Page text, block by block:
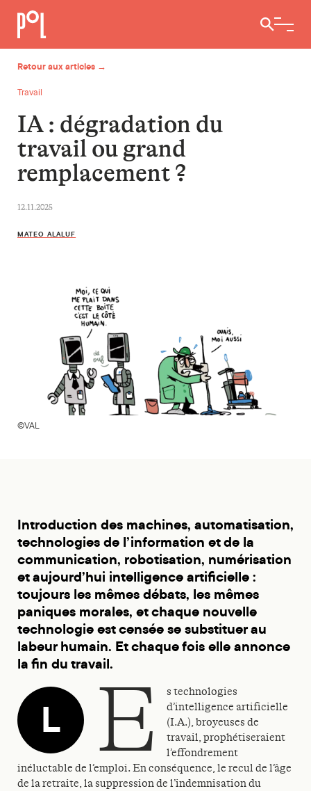
Ouvrir /
Retour aux articles →
Travail
IA : dégradation du
travail ou grand
remplacement ?
12.11.2025
MATEO ALALUF
©VAL
Introduction des machines, automatisation,
technologies de l’information et de la
communication, robotisation, numérisation
et aujourd’hui intelligence artificielle :
toujours les mêmes débats, les mêmes
paniques morales, et chaque nouvelle
technologie est censée se substituer au
labeur humain. Et chaque fois elle annonce
la fin du travail.
L e
s technologies
d’intelligence artificielle
(I.A.), broyeuses de
travail, prophétiseraient
l’effondrement
inéluctable de l’emploi. En conséquence, le recul de l’âge
de la retraite, la suppression de l’indemnisation du